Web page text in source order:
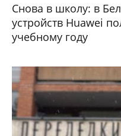
Снова в школу: в
устройств Huawei
учебному году